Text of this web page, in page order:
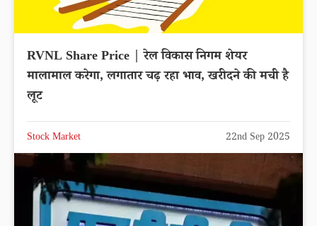
RVNL Share Price | रेल विकास निगम शेयर
मालामाल करेगा, लगातार चढ़ रहा भाव, खरीदने की मची है
लूट
Stock Market 22nd Sep 2025